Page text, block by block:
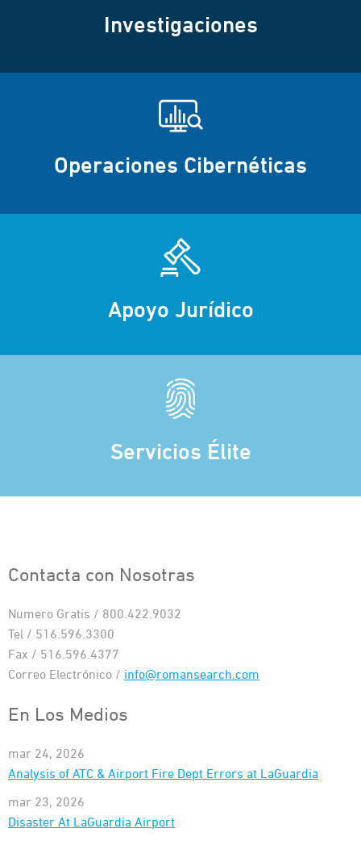
Investigaciones
Operaciones Cibernéticas
Apoyo Jurídico
Servicios Élite
Contacta con Nosotras
Numero Gratis / 800.422.9032
Tel / 516.596.3300
Fax / 516.596.4377
Correo Electrónico / info@romansearch.com
En Los Medios
mar 24, 2026
Analysis of ATC & Airport Fire Dept Errors at LaGuardia
mar 23, 2026
Disaster At LaGuardia Airport